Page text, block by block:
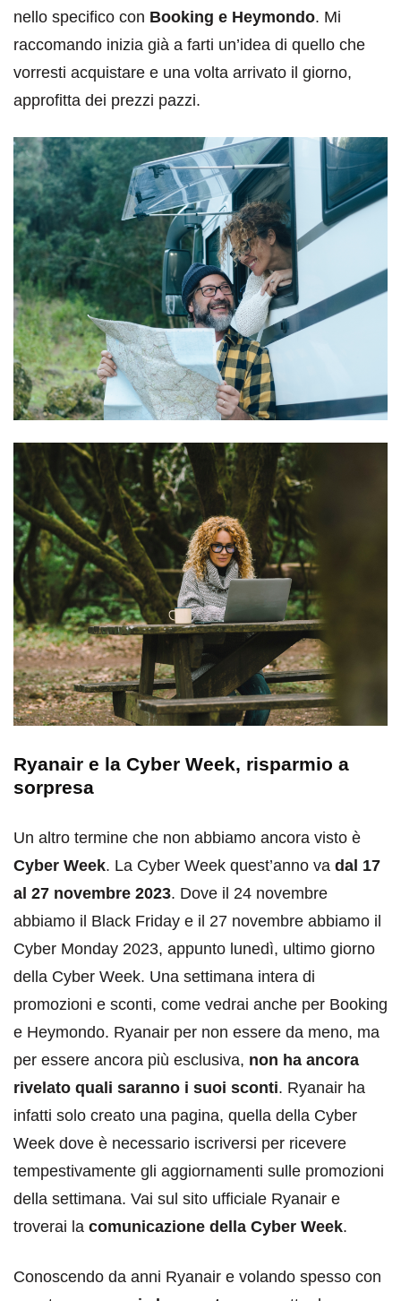
nello specifico con Booking e Heymondo. Mi
raccomando inizia già a farti un’idea di quello che
vorresti acquistare e una volta arrivato il giorno,
approfitta dei prezzi pazzi.
Ryanair e la Cyber Week, risparmio a
sorpresa
Un altro termine che non abbiamo ancora visto è
Cyber Week. La Cyber Week quest’anno va dal 17
al 27 novembre 2023. Dove il 24 novembre
abbiamo il Black Friday e il 27 novembre abbiamo il
Cyber Monday 2023, appunto lunedì, ultimo giorno
della Cyber Week. Una settimana intera di
promozioni e sconti, come vedrai anche per Booking
e Heymondo. Ryanair per non essere da meno, ma
per essere ancora più esclusiva, non ha ancora
rivelato quali saranno i suoi sconti. Ryanair ha
infatti solo creato una pagina, quella della Cyber
Week dove è necessario iscriversi per ricevere
tempestivamente gli aggiornamenti sulle promozioni
della settimana. Vai sul sito ufficiale Ryanair e
troverai la comunicazione della Cyber Week.
Conoscendo da anni Ryanair e volando spesso con